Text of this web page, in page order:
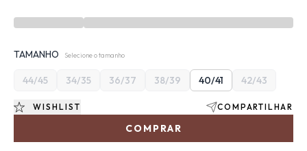
TAMANHO Selecione o tamanho
44/45 34/35 36/37 38/39 40/41 42/43
COMPRAR
WISHLIST COMPARTILHAR